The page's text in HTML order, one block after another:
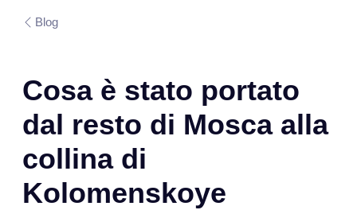
Blog
Cosa è stato portato
dal resto di Mosca alla
collina di
Kolomenskoye